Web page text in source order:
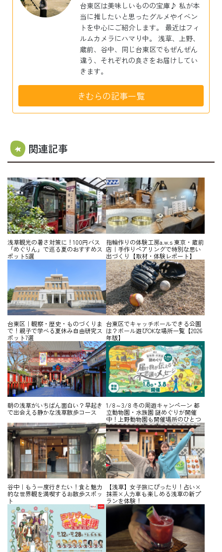
台東区は美味しいものの宝庫♪ 私が本
当に推したいと思ったグルメやイベン
トを中心にご紹介します。 最近はフィ
ルムカメラにハマり中。 浅草、上野、
蔵前、谷中、同じ台東区でもぜんぜん
違う、それぞれの良さをお届けしてい
きます。
きむらの記事一覧
関連記事
浅草観光の暑さ対策に！100円バス
「めぐりん」で巡る夏のおすすめス
ポット5選
指輪作りの体験工房a.w.s 東京・蔵前
店｜手作りペアリングで特別な思い
出づくり【取材・体験レポート】
台東区｜観察・歴史・ものづくりま
で！親子で学べる夏休み自由研究ス
ポット7選
台東区でキャッチボールできる公園
は？ボール遊びOKな場所一覧【2026
年版】
朝の浅草がいちばん面白い？早起き
で出会える静かな浅草散歩コース
1/8～3/8 冬の周遊キャンペーン 都
立動物園・水族園 謎めぐりが開催
中！上野動物園も開催場所のひとつ
谷中｜もう一度行きたい！食と魅力
的な世界観を満喫するお散歩スポッ
ト
【浅草】女子旅にぴったり！占い×
抹茶×人力車も楽しめる浅草の新プ
ランを体験！